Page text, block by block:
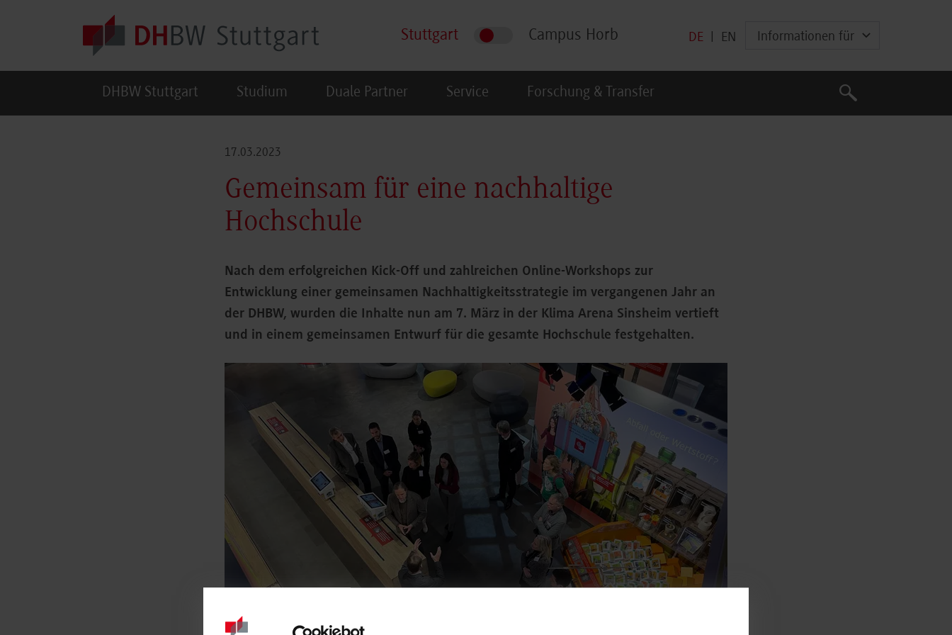
Stuttgart Campus Horb DE EN Informationen für
DHBW Stuttgart Studium Duale Partner Service Forschung & Transfer
Suche
Suche
17.03.2023
Gemeinsam für eine nachhaltige
Hochschule
Nach dem erfolgreichen Kick-Off und zahlreichen Online-Workshops zur
Entwicklung einer gemeinsamen Nachhaltigkeitsstrategie im vergangenen Jahr an
der DHBW, wurden die Inhalte nun am 7. März in der Klima Arena Sinsheim vertieft
und in einem gemeinsamen Entwurf für die gesamte Hochschule festgehalten.